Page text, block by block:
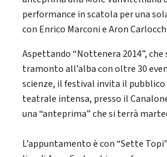
performance in scatola per una
con Enrico Marconi e Aron
Aspettando “Nottenera 2014”,
tramonto all’alba con oltre 30
scienze, il festival invita il pubblico
teatrale intensa, presso il
una “anteprima” che si terrà
L’appuntamento è con “Sette